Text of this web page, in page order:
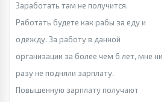
Заработать там не получится.
Работать будете как рабы за еду и
одежду. За работу в данной
организации за более чем 6 лет, мне ни
разу не подняли зарплату.
Повышенную зарплату получают